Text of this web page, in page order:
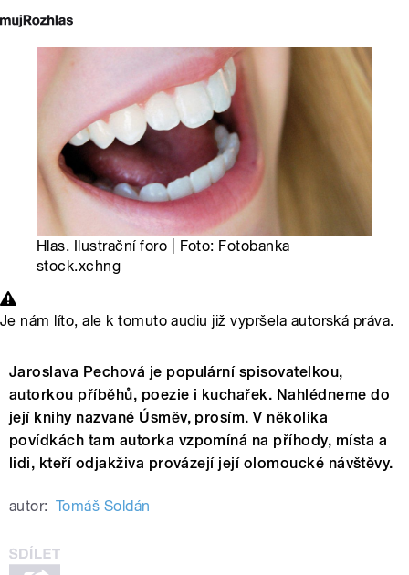
Hlas. Ilustrační foro | Foto: Fotobanka
stock.xchng
Je nám líto, ale k tomuto audiu již vypršela autorská práva.
Jaroslava Pechová je populární spisovatelkou,
autorkou příběhů, poezie i kuchařek. Nahlédneme do
její knihy nazvané Úsměv, prosím. V několika
povídkách tam autorka vzpomíná na příhody, místa a
lidi, kteří odjakživa provázejí její olomoucké návštěvy.
autor: Tomáš Soldán